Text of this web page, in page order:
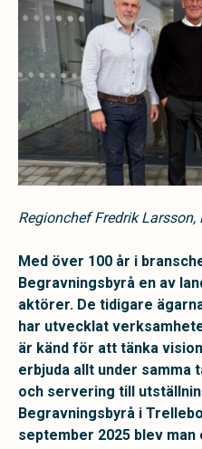
Regionchef Fredrik
Med över 100 år i
Begravningsbyrå en av
aktörer. De tidigare
har utvecklat
är känd för att tänka
erbjuda allt under samma
och servering till
Begravningsbyrå i
september 2025 blev man